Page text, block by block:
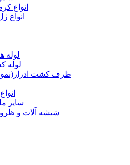
انواع
انواع
لوله
لوله
ظرف کشت
سایر
شیشه آلات و